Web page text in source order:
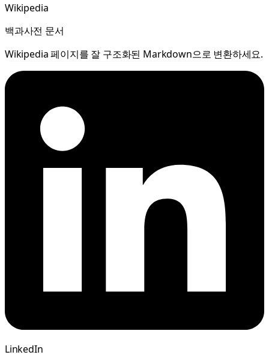
Wikipedia
백과사전 문서
Wikipedia 페이지를 잘 구조화된 Markdown으로 변환하세요.
LinkedIn